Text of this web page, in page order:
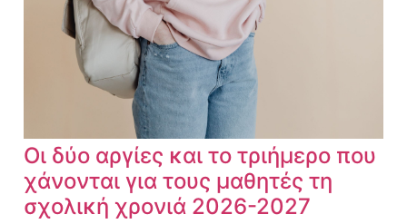
Οι δύο αργίες και το τριήμερο που
χάνονται για τους μαθητές τη
σχολική χρονιά 2026-2027